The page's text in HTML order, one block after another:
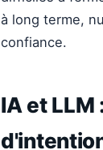
à long terme,
confiance.
IA et